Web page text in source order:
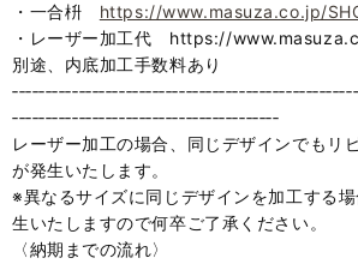
・一合枡 https://www.masuza.co.jp/
・レーザー加工代 https://
別途、内底加工手数料あり
‐‐‐‐‐‐‐‐‐‐‐‐‐‐‐‐‐‐‐‐‐‐‐‐‐‐‐‐‐‐‐‐‐‐‐‐‐‐‐‐
レーザー加工の場合、同じデザインでもリ
が発生いたします。
※異なるサイズに同じデザインを加工する
生いたしますので何卒ご了承ください。
〈納期までの流れ〉